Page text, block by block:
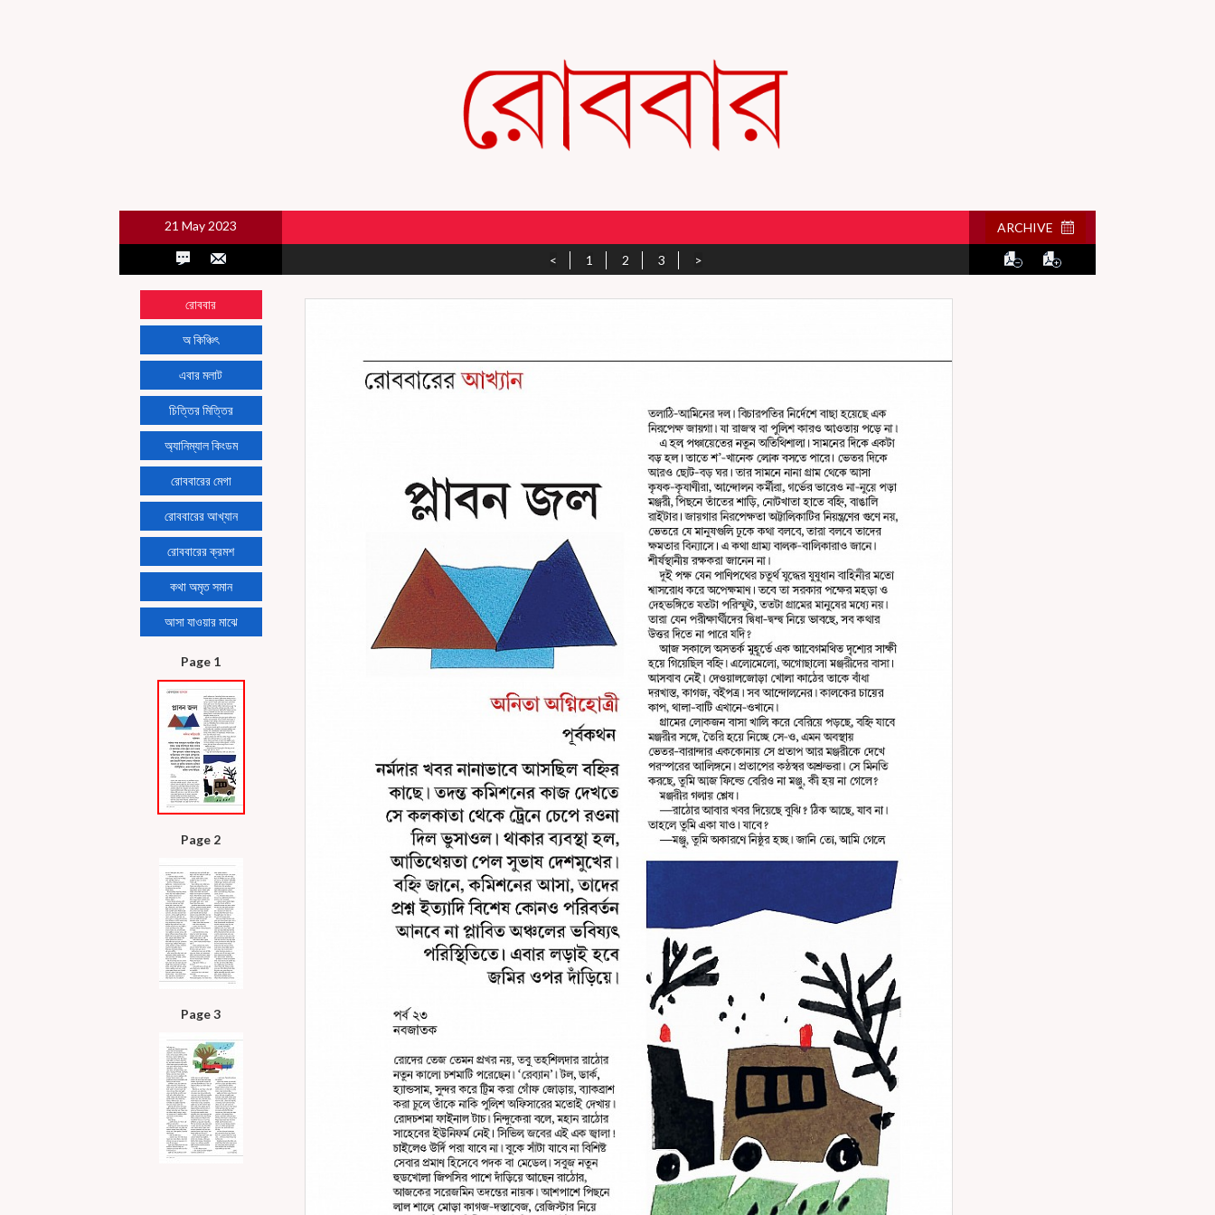
21 May 2023 ARCHIVE
< 1 2 3 >
রোববার
অ কিঞ্চিৎ
এবার মলাট
চিত্তির মিত্তির
অ্যানিম্যাল কিংডম
রোববারের মেগা
রোববারের আখ্যান
রোববারের ক্রমশ
কথা অমৃত সমান
আসা যাওয়ার মাঝে
Page 1
Page 2
Page 3